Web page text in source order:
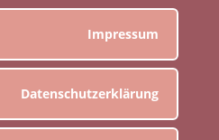
Impressum
Datenschutzerklärung